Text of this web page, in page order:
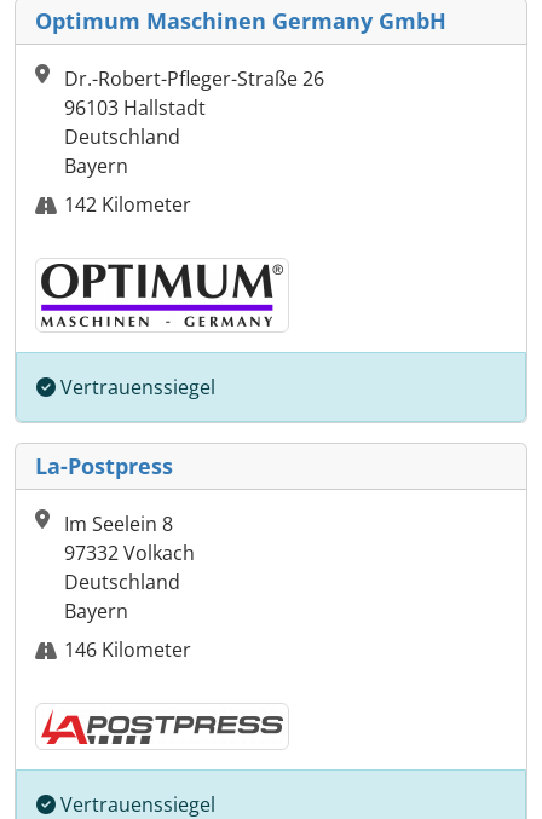
Optimum Maschinen Germany GmbH
Dr.-Robert-Pfleger-Straße 26
96103 Hallstadt
Deutschland
Bayern
142 Kilometer
Vertrauenssiegel
La-Postpress
Im Seelein 8
97332 Volkach
Deutschland
Bayern
146 Kilometer
Vertrauenssiegel